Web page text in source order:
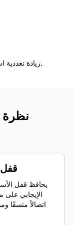
زيادة تعددية استخدامات الماكينة وتحسين الإنتاجية الكلية.
قفل
يحافظ قفل
الإيجابي
اتصالاً متسقًا